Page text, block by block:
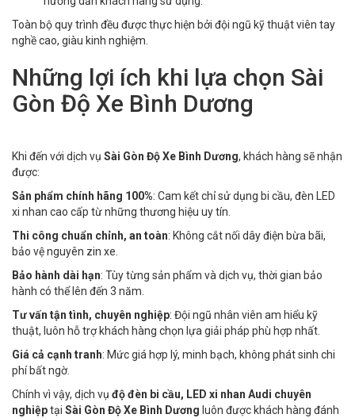
Toàn bộ quy trình đều được thực hiện bởi đội ngũ kỹ thuật viên tay
nghề cao, giàu kinh nghiệm.
Những lợi ích khi lựa chọn Sài
Gòn Độ Xe Bình Dương
Khi đến với dịch vụ Sài Gòn Độ Xe Bình Dương, khách hàng sẽ nhận
được:
Sản phẩm chính hãng 100%: Cam kết chỉ sử dụng bi cầu, đèn LED
xi nhan cao cấp từ những thương hiệu uy tín.
Thi công chuẩn chỉnh, an toàn: Không cắt nối dây điện bừa bãi,
bảo vệ nguyên zin xe.
Bảo hành dài hạn: Tùy từng sản phẩm và dịch vụ, thời gian bảo
hành có thể lên đến 3 năm.
Tư vấn tận tình, chuyên nghiệp: Đội ngũ nhân viên am hiểu kỹ
thuật, luôn hỗ trợ khách hàng chọn lựa giải pháp phù hợp nhất.
Giá cả cạnh tranh: Mức giá hợp lý, minh bạch, không phát sinh chi
phí bất ngờ.
Chính vì vậy, dịch vụ độ đèn bi cầu, LED xi nhan Audi chuyên
nghiệptại Sài Gòn Độ Xe Bình Dương luôn được khách hàng đánh